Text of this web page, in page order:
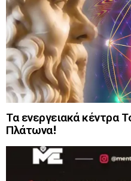
Τα ενεργειακά κέντρα
Πλάτωνα!